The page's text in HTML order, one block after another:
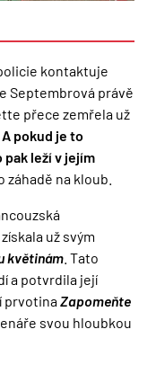
kontaktuje
Septembrová právě
přece zemřela už
A pokud je to
leží v jejím
na kloub.
už svým
květinám . Tato
a potvrdila její
prvotinaZapomeňte
svou hloubkou